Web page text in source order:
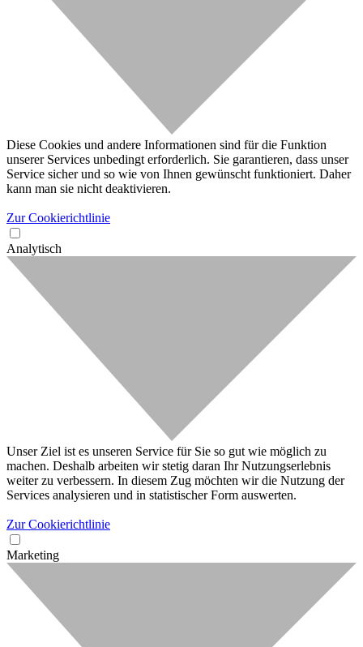
Diese Cookies und andere Informationen sind für die Funktion
unserer Services unbedingt erforderlich. Sie garantieren, dass unser
Service sicher und so wie von Ihnen gewünscht funktioniert. Daher
kann man sie nicht deaktivieren.
Zur Cookierichtlinie
Analytisch
Unser Ziel ist es unseren Service für Sie so gut wie möglich zu
machen. Deshalb arbeiten wir stetig daran Ihr Nutzungserlebnis
weiter zu verbessern. In diesem Zug möchten wir die Nutzung der
Services analysieren und in statistischer Form auswerten.
Zur Cookierichtlinie
Marketing